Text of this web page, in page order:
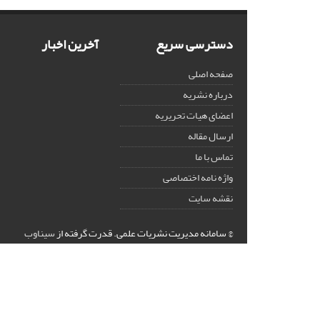
دسترسی سریع
صفحه اصلی
درباره نشریه
اعضای هیات تحریریه
ارسال مقاله
تماس با ما
واژه نامه اختصاصی
نقشه سایت
آخرین اخبار
© سامانه مدیریت نشریات علمی.قدرت گرفته ازسیناوب